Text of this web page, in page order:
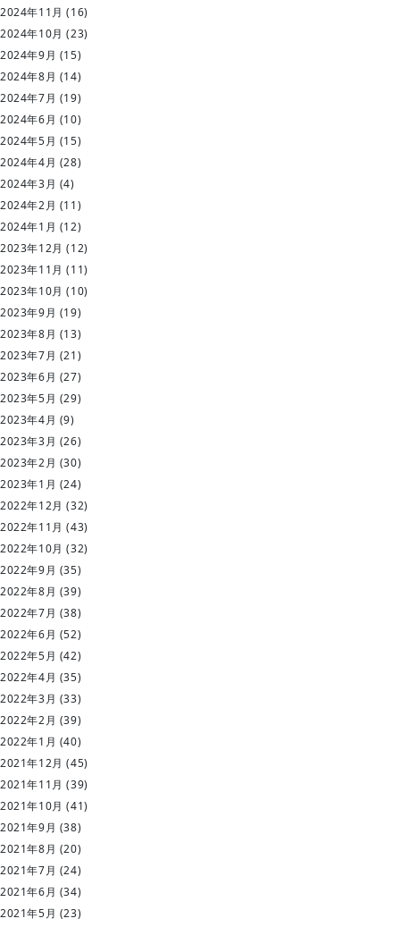
2024年11月 (16)
2024年10月 (23)
2024年9月 (15)
2024年8月 (14)
2024年7月 (19)
2024年6月 (10)
2024年5月 (15)
2024年4月 (28)
2024年3月 (4)
2024年2月 (11)
2024年1月 (12)
2023年12月 (12)
2023年11月 (11)
2023年10月 (10)
2023年9月 (19)
2023年8月 (13)
2023年7月 (21)
2023年6月 (27)
2023年5月 (29)
2023年4月 (9)
2023年3月 (26)
2023年2月 (30)
2023年1月 (24)
2022年12月 (32)
2022年11月 (43)
2022年10月 (32)
2022年9月 (35)
2022年8月 (39)
2022年7月 (38)
2022年6月 (52)
2022年5月 (42)
2022年4月 (35)
2022年3月 (33)
2022年2月 (39)
2022年1月 (40)
2021年12月 (45)
2021年11月 (39)
2021年10月 (41)
2021年9月 (38)
2021年8月 (20)
2021年7月 (24)
2021年6月 (34)
2021年5月 (23)